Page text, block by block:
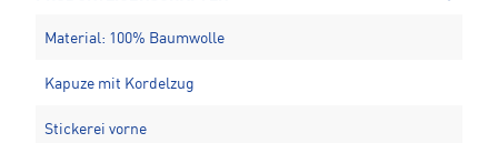
Material: 100% Baumwolle
Kapuze mit Kordelzug
Stickerei vorne